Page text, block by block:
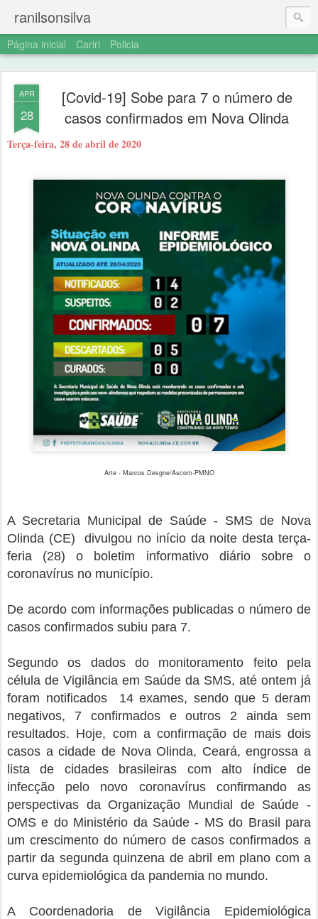
ranilsonsilva
Página inicial Cariri Policia
APR
28
[Covid-19] Sobe para 7 o número de
casos confirmados em Nova Olinda
Terça-feira, 28 de abril de 2020
Arte - Marcos Desgne/Ascom-PMNO
A Secretaria Municipal de Saúde - SMS de Nova
Olinda (CE) divulgou no início da noite desta terça-
feria (28) o boletim informativo diário sobre o
coronavírus no município.
De acordo com informações publicadas o número de
casos confirmados subiu para 7.
Segundo os dados do monitoramento feito pela
célula de Vigilância em Saúde da SMS, até ontem já
foram notificados 14 exames, sendo que 5 deram
negativos, 7 confirmados e outros 2 ainda sem
resultados. Hoje, com a confirmação de mais dois
casos a cidade de Nova Olinda, Ceará, engrossa a
lista de cidades brasileiras com alto índice de
infecção pelo novo coronavírus confirmando as
perspectivas da Organização Mundial de Saúde -
OMS e do Ministério da Saúde - MS do Brasil para
um crescimento do número de casos confirmados a
partir da segunda quinzena de abril em plano com a
curva epidemiológica da pandemia no mundo.
A Coordenadoria de Vigilância Epidemiológica